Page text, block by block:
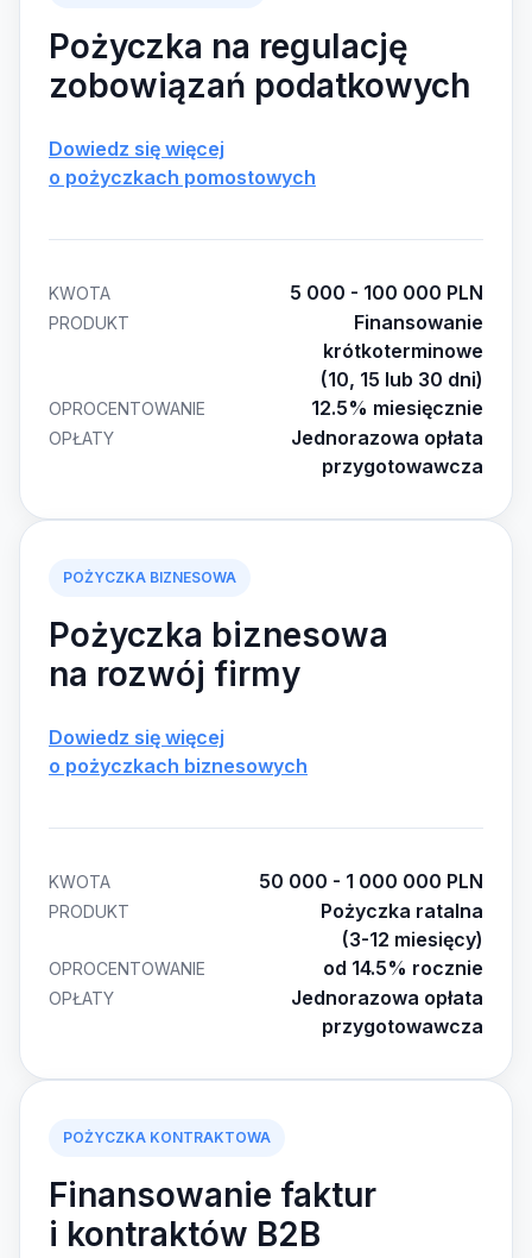
Pożyczka na regulację
zobowiązań podatkowych
Dowiedz się więcej
o pożyczkach pomostowych
KWOTA 5 000 - 100 000 PLN
PRODUKT
Finansowanie
krótkoterminowe
(10, 15 lub 30 dni)
OPROCENTOWANIE 12.5% miesięcznie
OPŁATY
Jednorazowa opłata
przygotowawcza
POŻYCZKA BIZNESOWA
Pożyczka biznesowa
na rozwój firmy
Dowiedz się więcej
o pożyczkach biznesowych
KWOTA 50 000 - 1 000 000 PLN
PRODUKT
Pożyczka ratalna
(3-12 miesięcy)
OPROCENTOWANIE od 14.5% rocznie
OPŁATY
Jednorazowa opłata
przygotowawcza
POŻYCZKA KONTRAKTOWA
Finansowanie faktur
i kontraktów B2B